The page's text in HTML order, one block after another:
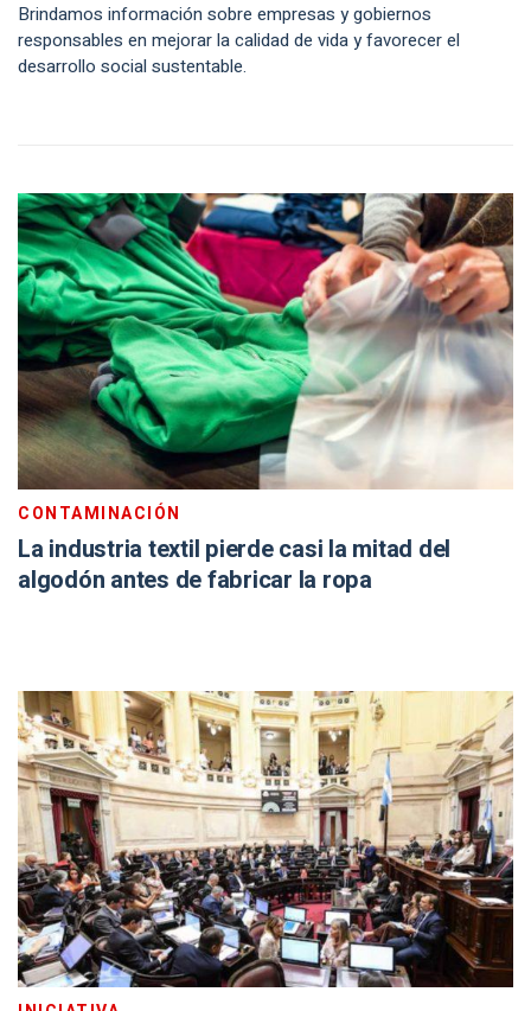
Brindamos información sobre empresas y gobiernos
responsables en mejorar la calidad de vida y favorecer el
desarrollo social sustentable.
CONTAMINACIÓN
La industria textil pierde casi la mitad del
algodón antes de fabricar la ropa